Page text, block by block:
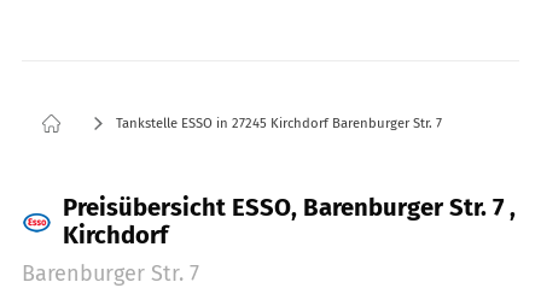
Tankstelle ESSO in 27245 Kirchdorf Barenburger Str. 7
Preisübersicht ESSO, Barenburger Str. 7 ,
Kirchdorf
Barenburger Str. 7